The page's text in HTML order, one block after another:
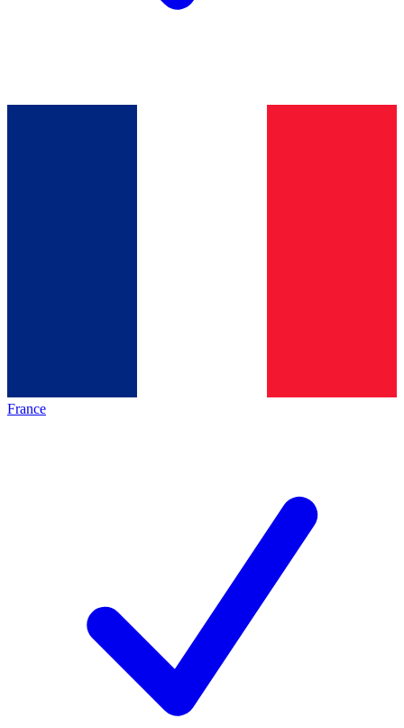
France